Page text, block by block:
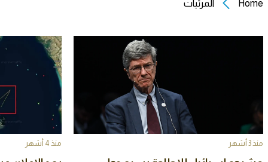
Home المرئيات
منذ 3 أشهر منذ 4 أشهر